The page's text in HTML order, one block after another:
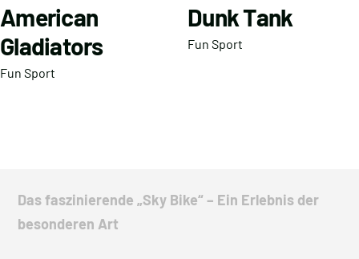
American
Gladiators
Fun Sport
Dunk Tank
Fun Sport
Das faszinierende „Sky Bike“ – Ein Erlebnis der
besonderen Art